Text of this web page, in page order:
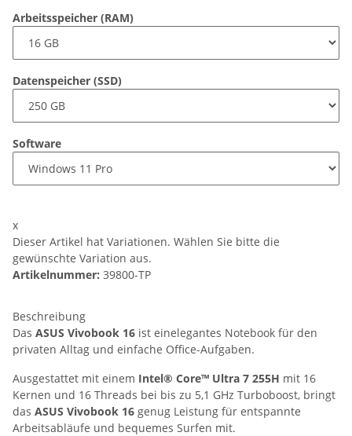
Arbeitsspeicher (RAM)
Datenspeicher (SSD)
Software
x
Dieser Artikel hat Variationen. Wählen Sie bitte die
gewünschte Variation aus.
Artikelnummer: 39800-TP
Beschreibung
Das ASUS Vivobook 16 ist einelegantes Notebook für den
privaten Alltag und einfache Office-Aufgaben.
Ausgestattet mit einem Intel® Core™ Ultra 7 255H mit 16
Kernen und 16 Threads bei bis zu 5,1 GHz Turboboost, bringt
das ASUS Vivobook 16 genug Leistung für entspannte
Arbeitsabläufe und bequemes Surfen mit.